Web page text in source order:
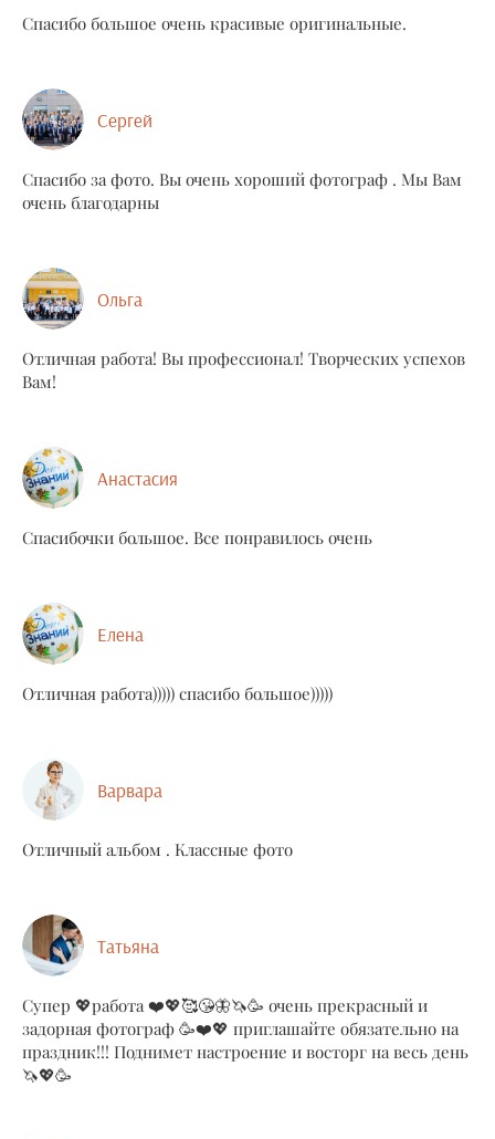
Спасибо большое очень красивые оригинальные.
Сергей
Спасибо за фото. Вы очень хороший фотограф . Мы Вам
очень благодарны
Ольга
Отличная работа! Вы профессионал! Творческих успехов
Вам!
Анастасия
Спасибочки большое. Все понравилось очень
Елена
Отличная работа))))) спасибо большое)))))
Варвара
Отличный альбом . Классные фото
Татьяна
Супер 💖работа ❤️💖🥰😘🦋🦄🥳 очень прекрасный и
задорная фотограф 🥳❤️💖 приглашайте обязательно на
праздник!!! Поднимет настроение и восторг на весь день
🦄💖🥳